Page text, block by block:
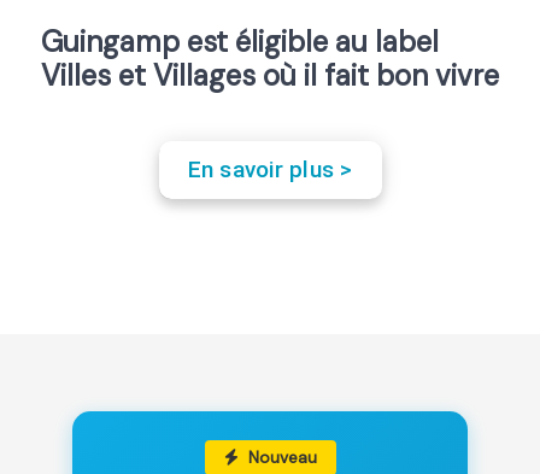
Guingamp est éligible au label
Villes et Villages où il fait bon vivre
En savoir plus >
Nouveau